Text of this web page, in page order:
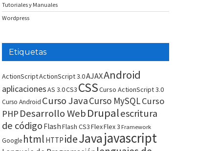
Tutoriales y Manuales
Wordpress
Etiquetas
ActionScriptActionScript 3.0AJAXAndroid
aplicacionesAS 3.0CS3 CSSCurso ActionScript 3.0
Curso Android Curso JavaCurso MySQLCurso
PHP Desarrollo WebDrupalescritura
de código FlashFlash CS3FlexFlex 3 Framework
Google html HTTP ideJavajavascript